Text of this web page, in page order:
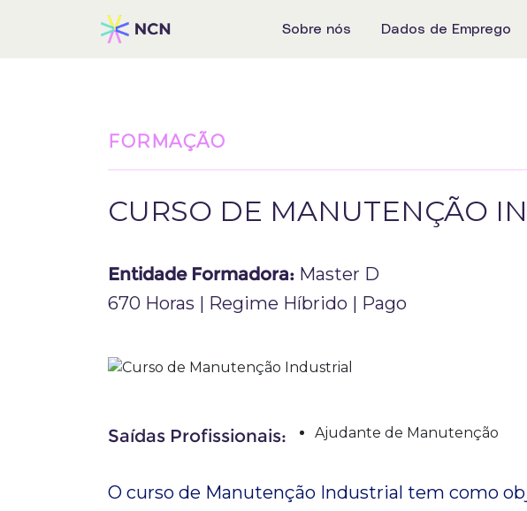
Sobre nós Dados de Emprego
FORMAÇÃO
CURSO DE MANUTENÇÃO
Entidade Formadora: Master D
670 Horas | Regime Híbrido | Pago
Saídas Profissionais: Ajudante de Manutenção
O curso de Manutenção Industrial tem como